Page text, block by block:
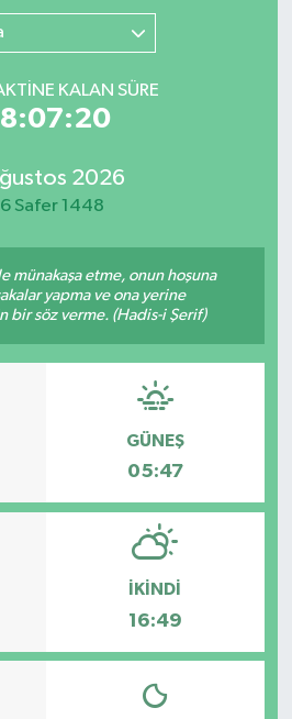
KALAN SÜRE
2026
Safer 1448
münakaşa etme, onun hoşuna
yapma ve ona yerine
bir söz verme. (Hadis-i Şerif)
GÜNEŞ
05:47
İKINDI
16:49